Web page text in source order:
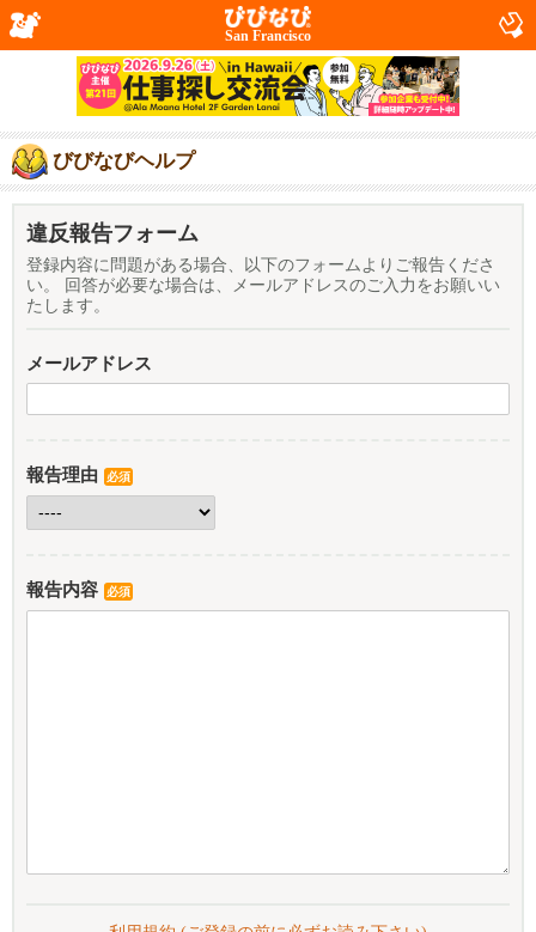
San Francisco
びびなびヘルプ
違反報告フォーム
登録内容に問題がある場合、以下のフォームよりご報告くださ
い。 回答が必要な場合は、メールアドレスのご入力をお願いい
たします。
メールアドレス
報告理由 必須
報告内容 必須